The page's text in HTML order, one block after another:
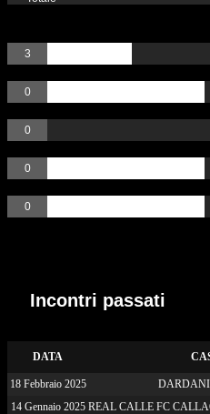
3
0
0
0
0
Incontri passati
DATA
18 Febbraio 2025
14 Gennaio 2025 REAL CALLE FC